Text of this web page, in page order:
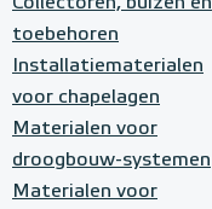
toebehoren
Installatiematerialen
voor chapelagen
Materialen voor
droogbouw-systemen
Materialen voor